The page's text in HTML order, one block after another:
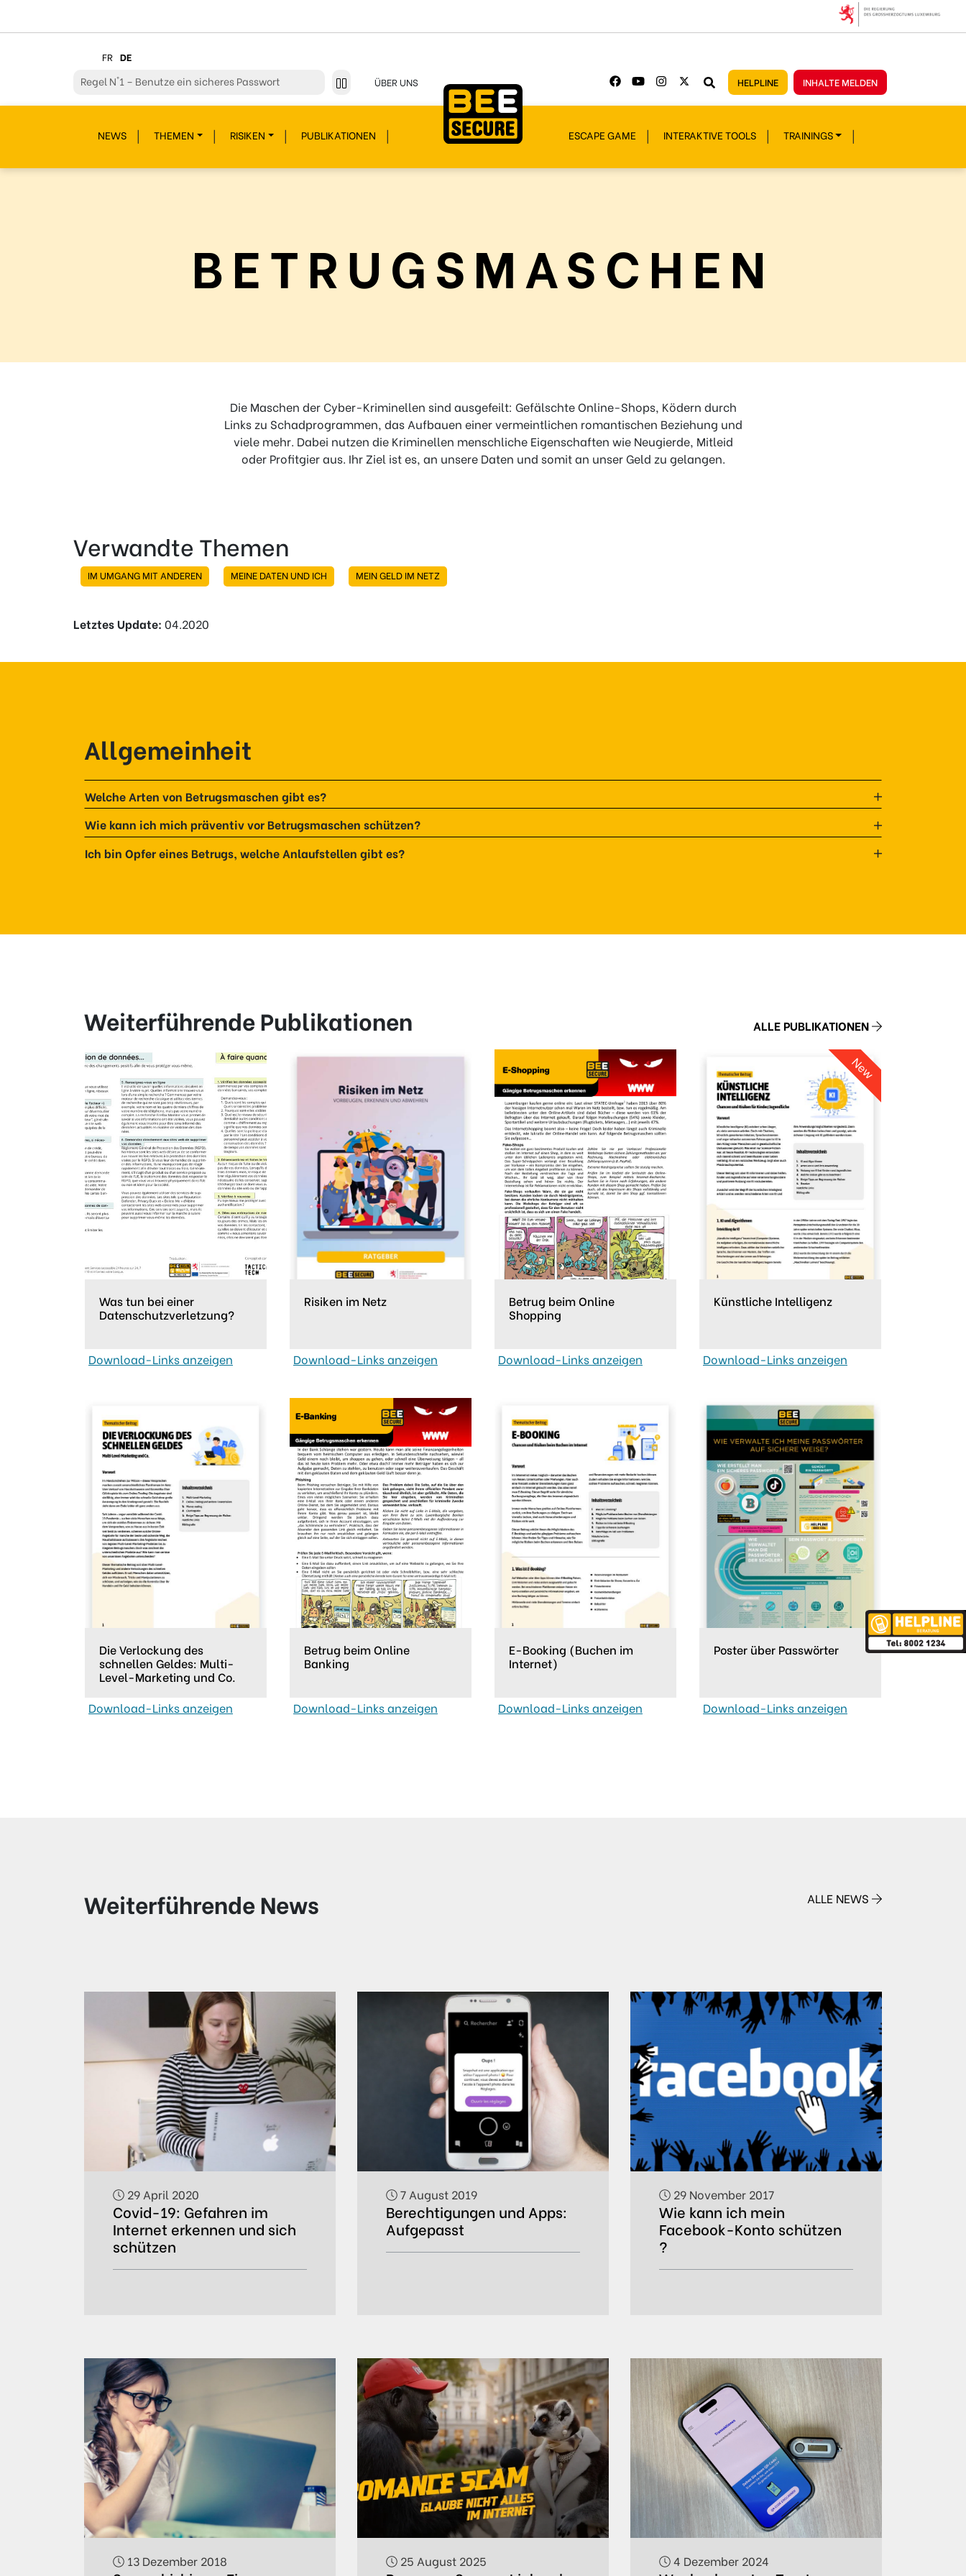
FR DE
Regel N°2 – Überdenke jeden deiner Klicks
RegelN°3 – Überdenke was du postest
RegelN°4 – Respektiere andere
RegelN°5 – Schütze dich vor Hackern/Malware
N°8- Schütze deine Geheimnisse
N°9 – Gönn dir auch mal eine Pause
ÜBER UNS HELPLINE INHALTE MELDEN
NEWS THEMEN RISIKEN PUBLIKATIONEN ESCAPE GAME INTERAKTIVE TOOLS TRAININGS
BETRUGSMASCHEN
Die Maschen der Cyber-Kriminellen sind ausgefeilt: Gefälschte Online-Shops, Ködern durch
Links zu Schadprogrammen, das Aufbauen einer vermeintlichen romantischen Beziehung und
viele mehr. Dabei nutzen die Kriminellen menschliche Eigenschaften wie Neugierde, Mitleid
oder Profitgier aus. Ihr Ziel ist es, an unsere Daten und somit an unser Geld zu gelangen.
Verwandte Themen
IM UMGANG MIT ANDEREN MEINE DATEN UND ICH MEIN GELD IM NETZ
Letztes Update: 04.2020
Allgemeinheit
Welche Arten von Betrugsmaschen gibt es?
Wie kann ich mich präventiv vor Betrugsmaschen schützen?
Ich bin Opfer eines Betrugs, welche Anlaufstellen gibt es?
Weiterführende Publikationen ALLE PUBLIKATIONEN
Was tun bei einer
Datenschutzverletzung?
Download-Links anzeigen
Risiken im Netz
Download-Links anzeigen
Betrug beim Online
Shopping
Download-Links anzeigen
New
Künstliche Intelligenz
Download-Links anzeigen
Die Verlockung des
schnellen Geldes: Multi-
Level-Marketing und Co.
Download-Links anzeigen
Betrug beim Online
Banking
Download-Links anzeigen
E-Booking (Buchen im
Internet)
Download-Links anzeigen
Poster über Passwörter
Download-Links anzeigen
Weiterführende News ALLE NEWS
29 April 2020
Covid-19: Gefahren im
Internet erkennen und sich
schützen
7 August 2019
Berechtigungen und Apps:
Aufgepasst
29 November 2017
Wie kann ich mein
Facebook-Konto schützen
?
13 Dezember 2018 25 August 2025 4 Dezember 2024